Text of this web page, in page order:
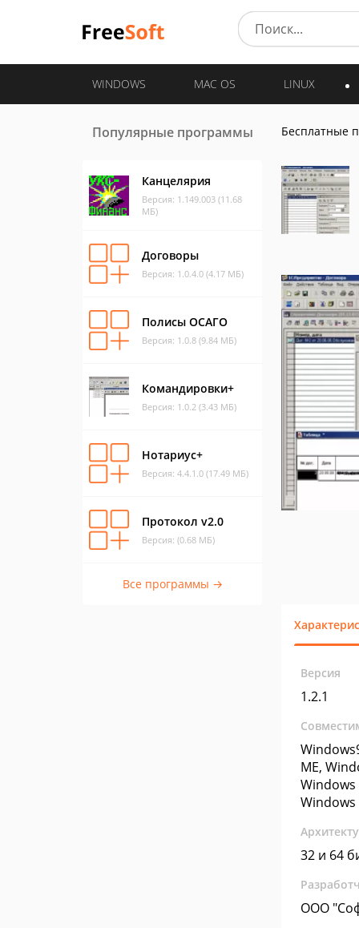
WINDOWS MAC OS LINUX
Популярные программы
Канцелярия
Версия: 1.149.003 (11.68
МБ)
Договоры
Версия: 1.0.4.0 (4.17 МБ)
Полисы ОСАГО
Версия: 1.0.8 (9.84 МБ)
Командировки+
Версия: 1.0.2 (3.43 МБ)
Нотариус+
Версия: 4.4.1.0 (17.49 МБ)
Протокол v2.0
Версия: (0.68 МБ)
Все программы →
Бесплатные
Версия
1.2.1
ME,
Windows
Windows
32 и 64
ООО